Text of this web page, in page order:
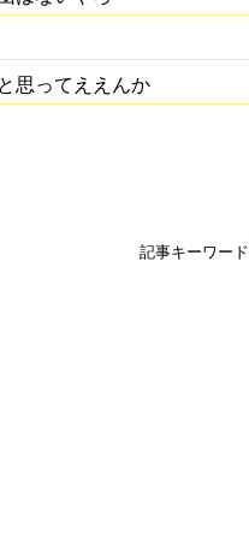
思ってええんか
記事キーワード